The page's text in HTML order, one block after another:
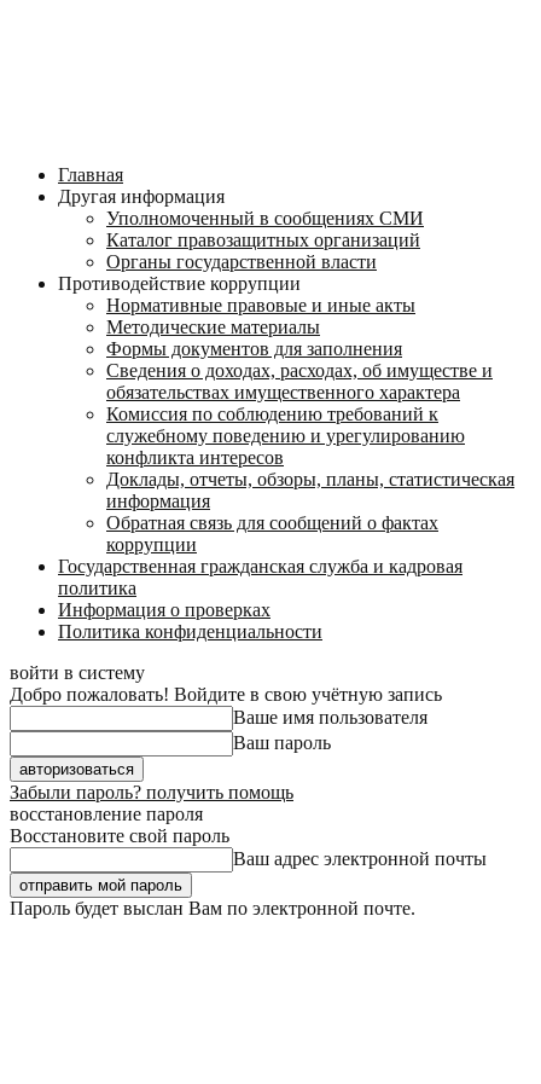
Главная
Другая информация
Уполномоченный в сообщениях СМИ
Каталог правозащитных организаций
Органы государственной власти
Противодействие коррупции
Нормативные правовые и иные акты
Методические материалы
Формы документов для заполнения
Сведения о доходах, расходах, об имуществе и
обязательствах имущественного характера
Комиссия по соблюдению требований к
служебному поведению и урегулированию
конфликта интересов
Доклады, отчеты, обзоры, планы, статистическая
информация
Обратная связь для сообщений о фактах
коррупции
Государственная гражданская служба и кадровая
политика
Информация о проверках
Политика конфиденциальности
войти в систему
Добро пожаловать! Войдите в свою учётную запись
Ваше имя пользователя
Ваш пароль
Забыли пароль? получить помощь
восстановление пароля
Восстановите свой пароль
Ваш адрес электронной почты
Пароль будет выслан Вам по электронной почте.